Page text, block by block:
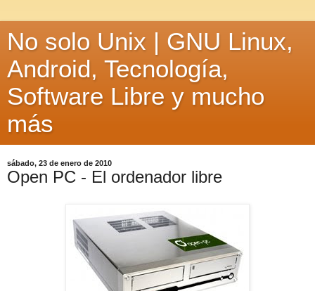
No solo Unix | GNU Linux,
Android, Tecnología,
Software Libre y mucho
más
sábado, 23 de enero de 2010
Open PC - El ordenador libre